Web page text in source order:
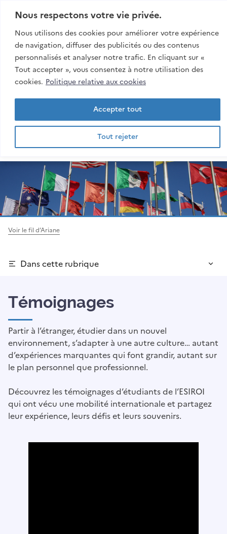
Nous respectons votre vie privée.
Nous utilisons des cookies pour améliorer votre expérience
de navigation, diffuser des publicités ou des contenus
personnalisés et analyser notre trafic. En cliquant sur «
Tout accepter », vous consentez à notre utilisation des
cookies. Politique relative aux cookies
Tout rejeter
Accepter tout
Aller:
Au contenu
Au menu
À la recherche
esiroi
Voir le fil d’Ariane
Dans cette rubrique
Témoignages
Partir à l’étranger, étudier dans un nouvel
environnement, s’adapter à une autre culture… autant
d’expériences marquantes qui font grandir, autant sur
le plan personnel que professionnel.
Découvrez les témoignages d’étudiants de l’ESIROI
qui ont vécu une mobilité internationale et partagez
leur expérience, leurs défis et leurs souvenirs.